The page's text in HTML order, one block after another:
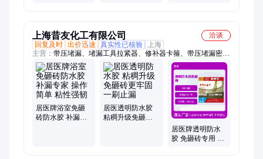
上海昔友化工有限公司
洽谈
回复及时 出价迅速 真实性已核验
上海
主营： 带压堵漏、堵漏工具拉紧器、修补器卡箍、带压堵漏密封
胶棒、堵漏胶带胶棒、堵漏注胶枪、捻缝枪
居医牌浴室免砸
砖防水胶 补漏专
居医透明防水胶
粘稠升级免砸砖
居医牌透明防水
胶 免砸砖专用 防